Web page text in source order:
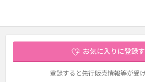
お気に入りに登録
登録すると先行販売情報等が受